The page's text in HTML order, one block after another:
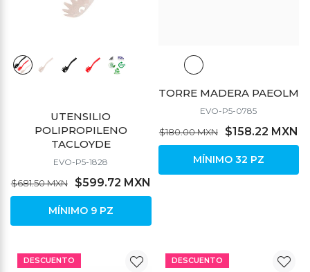
UTENSILIO
POLIPROPILENO
TACLOYDE
EVO-P5-1828
$681.50 MXN $599.72 MXN
MÍNIMO 9 PZ
TORRE MADERA PAEOLM
EVO-P5-0785
$180.00 MXN $158.22 MXN
MÍNIMO 32 PZ
DESCUENTO DESCUENTO